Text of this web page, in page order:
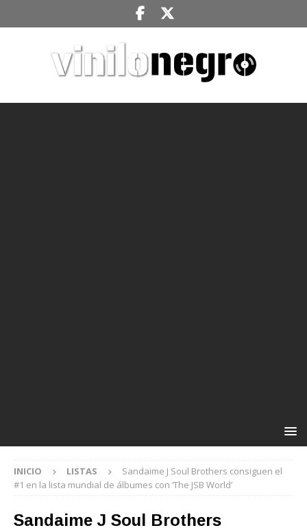
INICIO LISTAS
Sandaime J Soul Brothers consiguen el
#1 en la lista mundial de álbumes con ‘The JSB World’
Sandaime J Soul Brothers